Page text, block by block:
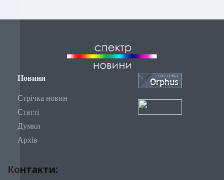
Новини
Стрічка новин
Статті
Думки
Архів
Контакти: